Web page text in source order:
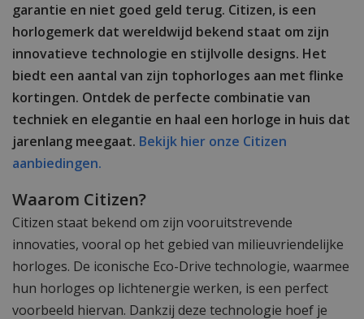
garantie en niet goed geld terug. Citizen, is een
horlogemerk dat wereldwijd bekend staat om zijn
innovatieve technologie en stijlvolle designs. Het
biedt een aantal van zijn tophorloges aan met flinke
kortingen. Ontdek de perfecte combinatie van
techniek en elegantie en haal een horloge in huis dat
jarenlang meegaat. Bekijk hier onze Citizen
aanbiedingen.
Waarom Citizen?
Citizen staat bekend om zijn vooruitstrevende
innovaties, vooral op het gebied van milieuvriendelijke
horloges. De iconische Eco-Drive technologie, waarmee
hun horloges op lichtenergie werken, is een perfect
voorbeeld hiervan. Dankzij deze technologie hoef je